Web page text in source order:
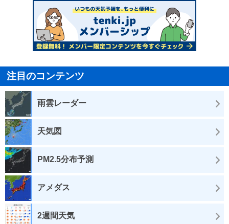
注目のコンテンツ
雨雲レーダー
天気図
PM2.5分布予測
アメダス
2週間天気